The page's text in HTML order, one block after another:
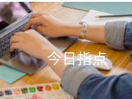
今日指点